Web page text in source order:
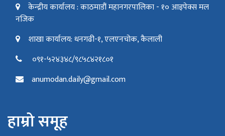
केन्द्रीय कार्यालय : काठमाडौं महानगरपालिका - १० आइपेक्स मल
नजिक
शाखा कार्यालय: धनगढी-१, एलएनचोक, कैलाली
०९१-५२४३४८/९८५८४२१८०१
anumodan.daily@gmail.com
हाम्रो समूह